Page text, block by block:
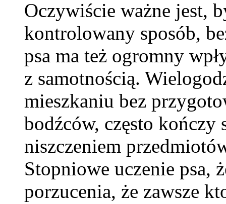
Oczywiście ważne jest,
kontrolowany sposób,
psa ma też ogromny
z samotnością.
mieszkaniu bez
bodźców, często kończy
niszczeniem
Stopniowe uczenie psa,
porzucenia, że zawsze